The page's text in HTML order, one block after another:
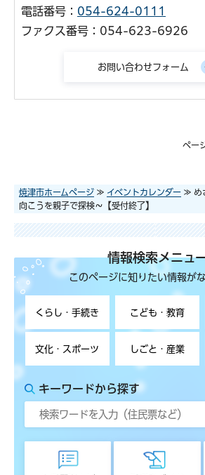
電話番号： 054-624-0111
ファクス番号：054-623-6926
ペー
焼津市ホームページ ≫ イベントカレンダー ≫ め
向こうを親子で探検～【受付終了】
情報検索メニュ
このページに知りたい情報が
くらし・手続き こども・教育
文化・スポーツ しごと・産業
キーワードから探す